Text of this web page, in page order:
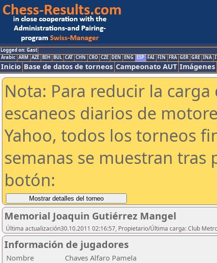
Logged on: Gast
Arabic ARM AZE BIH BUL CAT CHN CRO CZE DEN ENG ESP FAI FIN FRA GER GRE INA
Inicio Base de datos de torneos Campeonato AUT Imágenes
Nota: Para reducir la
escaneos diarios de
Yahoo, todos los torneos
semanas se muestran tras
botón:
Memorial Joaquin Gutiérrez Mangel
Última actualización30.10.2011 02:16:57, Propietario/Última carga: Club
Información de jugadores
Nombre
Chaves Alfaro Pamela